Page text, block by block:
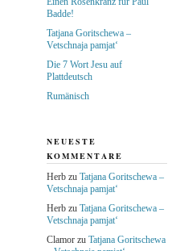
Badde!
Tatjana Goritschewa –
Vetschnaja pamjat‘
Die 7 Wort Jesu auf
Plattdeutsch
Rumänisch
NEUESTE
KOMMENTARE
Herbzu Tatjana Goritschewa –
Vetschnaja pamjat‘
Herbzu Tatjana Goritschewa –
Vetschnaja pamjat‘
Clamorzu Tatjana Goritschewa